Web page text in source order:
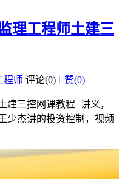
理工程师土建三
程师 评论(0) 赞(0)
建三控网课教程+讲义，
少杰讲的投资控制，视频